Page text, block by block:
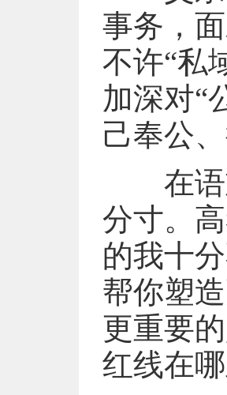
事务，
不许“私
加深对“
己奉公
在语重
分寸。
的我十
帮你塑
更重要
红线在